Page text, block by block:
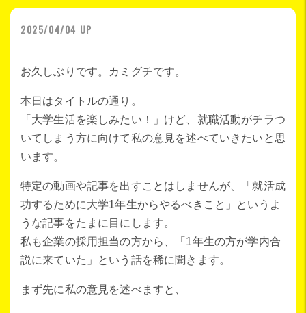
2025/04/04 UP
お久しぶりです。カミグチです。
本日はタイトルの通り。
「大学生活を楽しみたい！」けど、就職活動がチラつ
いてしまう方に向けて私の意見を述べていきたいと思
います。
特定の動画や記事を出すことはしませんが、「就活成
功するために大学1年生からやるべきこと」というよ
うな記事をたまに目にします。
私も企業の採用担当の方から、「1年生の方が学内合
説に来ていた」という話を稀に聞きます。
まず先に私の意見を述べますと、